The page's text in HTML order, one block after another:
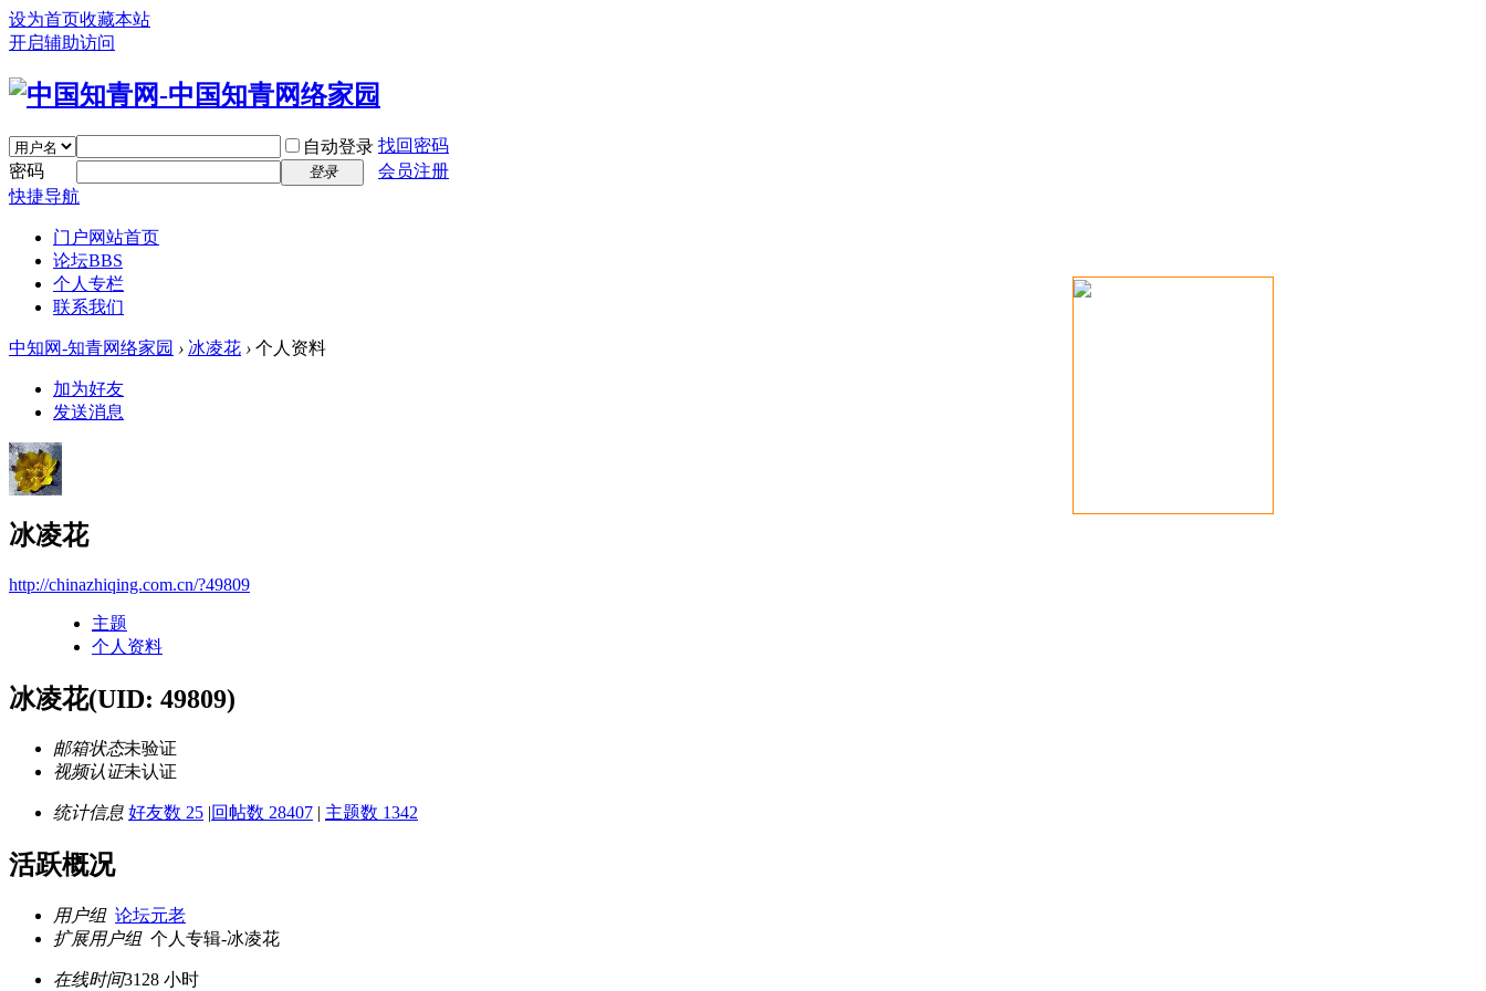
设为首页收藏本站
开启辅助访问
自动登录 找回密码
密码
登录
会员注册
快捷导航
门户网站首页
论坛BBS
个人专栏
联系我们
中知网-知青网络家园 › 冰凌花 › 个人资料
加为好友
发送消息
冰凌花
http://chinazhiqing.com.cn/?49809
主题
个人资料
冰凌花(UID: 49809)
邮箱状态未验证
视频认证未认证
统计信息 好友数 25 |回帖数 28407 | 主题数 1342
活跃概况
用户组 论坛元老
扩展用户组 个人专辑-冰凌花
在线时间3128 小时